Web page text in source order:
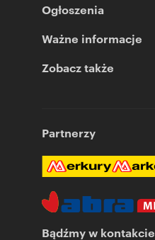
Ogłoszenia
Ważne informacje
Zobacz także
Partnerzy
Bądźmy w kontakcie